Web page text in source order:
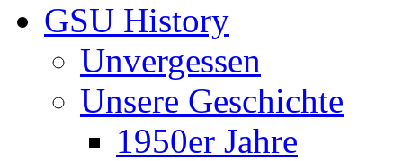
GSU History
Unvergessen
Unsere Geschichte
1950er Jahre